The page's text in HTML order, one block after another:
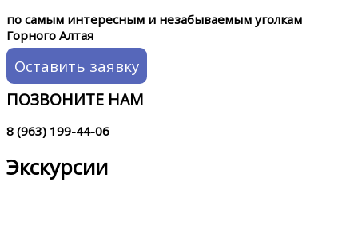
по самым интересным и незабываемым уголкам
Горного Алтая
Оставить заявку
ПОЗВОНИТЕ НАМ
8 (963) 199-44-06
Экскурсии